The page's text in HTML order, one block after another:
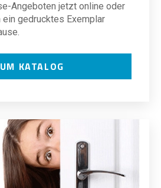
Angeboten jetzt online oder
gedrucktes Exemplar
KATALOG